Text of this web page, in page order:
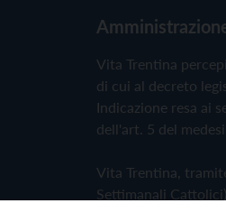
Vita Trentina
di cui al decreto
Indicazione resa ai
dell'art. 5 del
Vita Trentina,
Settimanali